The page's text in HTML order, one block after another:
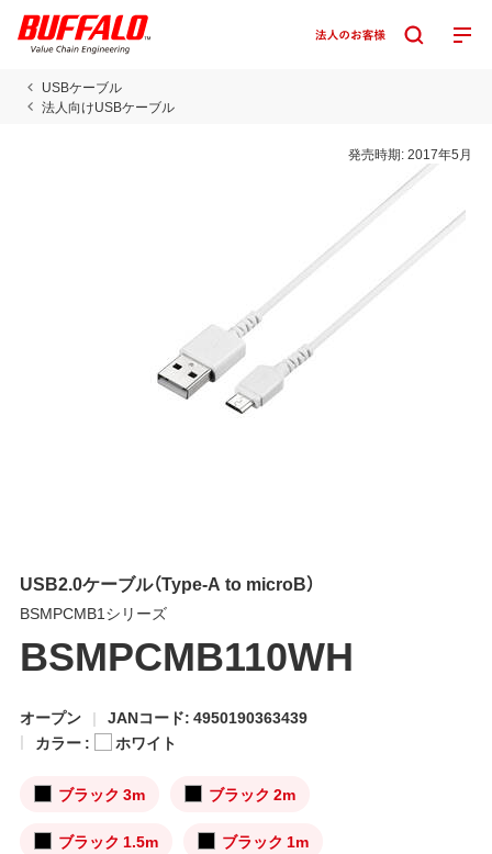
USBケーブル
法人向けUSBケーブル
発売時期:2017年5月
USB2.0ケーブル（Type-A to microB）
BSMPCMB1シリーズ
BSMPCMB110WH
オープン
JANコード: 4950190363439
カラー :
ホワイト
ブラック 3m ブラック 2m
ブラック 1.5m ブラック 1m